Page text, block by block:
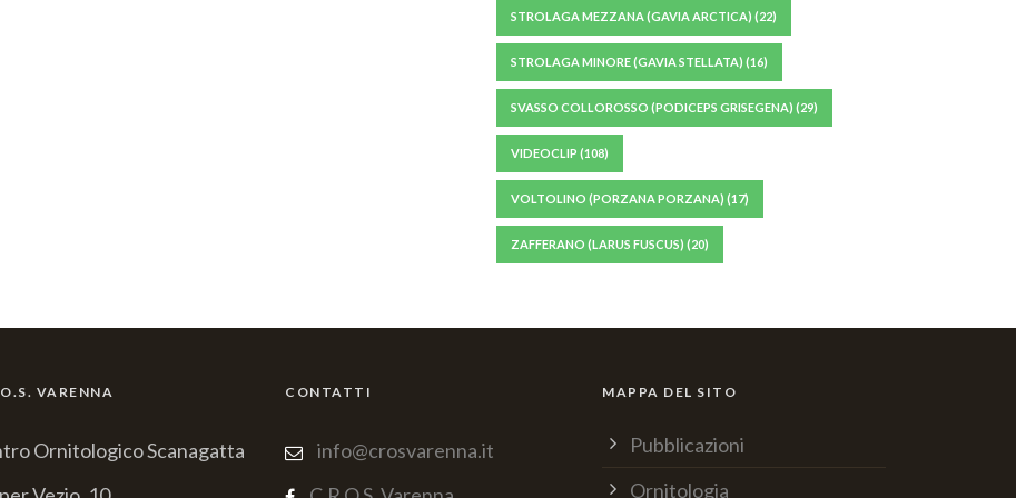
STROLAGA MEZZANA (GAVIA ARCTICA) (22)
STROLAGA MINORE (GAVIA STELLATA) (16)
SVASSO COLLOROSSO (PODICEPS GRISEGENA) (29)
VIDEOCLIP (108)
VOLTOLINO (PORZANA PORZANA) (17)
ZAFFERANO (LARUS FUSCUS) (20)
VARENNA
Ornitologico Scanagatta
CONTATTI
info@crosvarenna.it
MAPPA DEL SITO
Pubblicazioni
Ornitologia